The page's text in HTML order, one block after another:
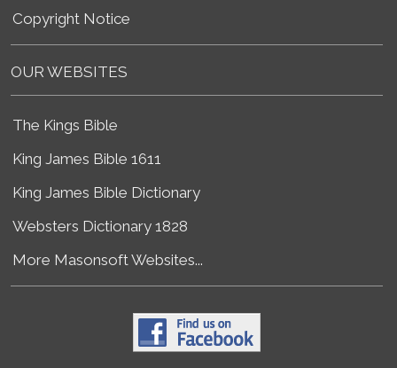
Copyright Notice
OUR WEBSITES
The Kings Bible
King James Bible 1611
King James Bible Dictionary
Websters Dictionary 1828
More Masonsoft Websites...